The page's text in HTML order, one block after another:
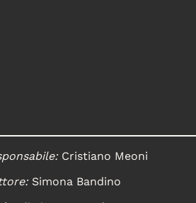
Cristiano Meoni
Simona Bandino